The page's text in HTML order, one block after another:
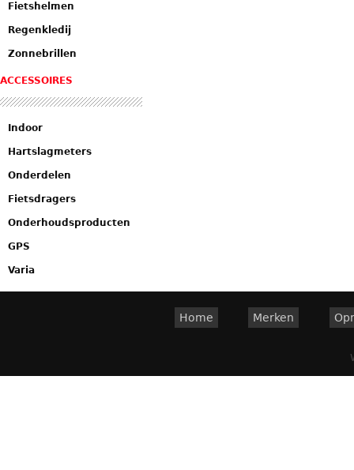
Fietshelmen
Regenkledij
Zonnebrillen
ACCESSOIRES
Indoor
Hartslagmeters
Onderdelen
Fietsdragers
Onderhoudsproducten
GPS
Varia
Home Merken